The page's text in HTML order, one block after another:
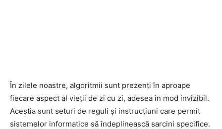
În zilele noastre, algoritmii sunt prezenți în aproape
fiecare aspect al vieții de zi cu zi, adesea în mod invizibil.
Aceștia sunt seturi de reguli și instrucțiuni care permit
sistemelor informatice să îndeplinească sarcini specifice.